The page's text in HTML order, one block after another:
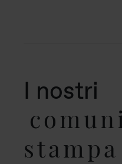
I nostri
stampa